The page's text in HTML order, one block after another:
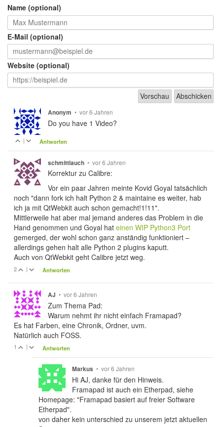
Name (optional)
E-Mail (optional)
Website (optional)
Anonym • vor 6 Jahren
Do you have 1 Video?
| Antworten
schmittlauch • vor 6 Jahren
Korrektur zu Calibre:
Vor ein paar Jahren meinte Kovid Goyal tatsächlich
noch "dann fork ich halt Python 2 & maintaine es weiter, hab
ich ja mit QtWebkit auch schon gemacht!1!11".
Mittlerweile hat aber mal jemand anderes das Problem in die
Hand genommen und Goyal hateinen WIP Python3 Port
gemerged, der wohl schon ganz anständig funktioniert –
allerdings gehen halt alle Python 2 plugins kaputt.
Auch von QtWebkit geht Calibre jetzt weg.
2 | Antworten
AJ • vor 6 Jahren
Zum Thema Pad:
Warum nehmt ihr nicht einfach Framapad?
Es hat Farben, eine Chronik, Ordner, uvm.
Natürlich auch FOSS.
1 | Antworten
Markus • vor 6 Jahren
Hi AJ, danke für den Hinweis.
Framapad ist auch ein Etherpad, siehe
Homepage: "Framapad basiert auf freier Software
Etherpad".
von daher kein unterschied zu unserem jetzt aktuellen